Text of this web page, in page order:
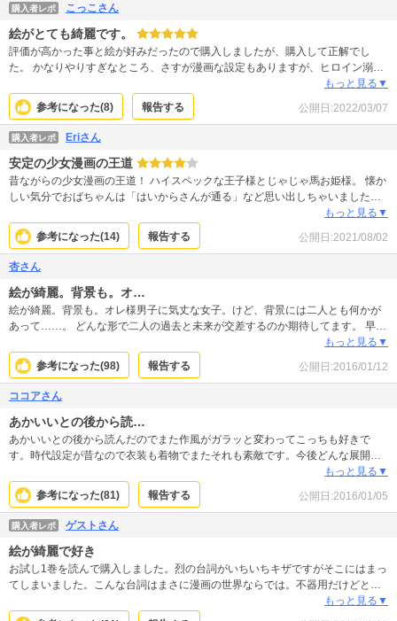
購入者レポ こっこさん
絵がとても綺麗です。
評価が高かった事と絵が好みだったので購入しましたが、購入して正解でし
た。 かなりやりすぎなところ、さすが漫画な設定もありますが、ヒロイン溺愛
ヒーローで満足です。これからも楽しみにしています。 絵がとても綺麗でそれ
だけでも楽しめます。
もっと見る▼
参考になった(8) 報告する 公開日:2022/03/07
購入者レポ Eriさん
安定の少女漫画の王道
昔ながらの少女漫画の王道！ ハイスペックな王子様とじゃじゃ馬お姫様。 懐か
しい気分でおばちゃんは「はいからさんが通る」など思い出しちゃいました
（笑） ヒロインも美形なのに変顔多めのドジキャラ、王子様はそんなドジも愛
するもはや物好きキャラな所など、飽きさせない王道セオリー効いてます！ 少
女漫画っていいですよねーって言いたくなる作品
もっと見る▼
参考になった(14) 報告する 公開日:2021/08/02
杏さん
絵が綺麗。背景も。オ…
絵が綺麗。背景も。オレ様男子に気丈な女子。けど、背景には二人とも何かが
あって……。 どんな形で二人の過去と未来が交差するのか期待してます。 早く
もっと見る▼
参考になった(98) 報告する 公開日:2016/01/12
ココアさん
あかいいとの後から読…
あかいいとの後から読んだのでまた作風がガラッと変わってこっちも好きで
す。時代設定が昔なので衣装も着物でまたそれも素敵です。今後どんな展開に
もっと見る▼
参考になった(81) 報告する 公開日:2016/01/05
購入者レポ ゲストさん
絵が綺麗で好き
お試し1巻を読んで購入しました。烈の台詞がいちいちキザですがそこにはまっ
てしまいました。こんな台詞はまさに漫画の世界ならでは。不器用だけどとて
もっと見る▼